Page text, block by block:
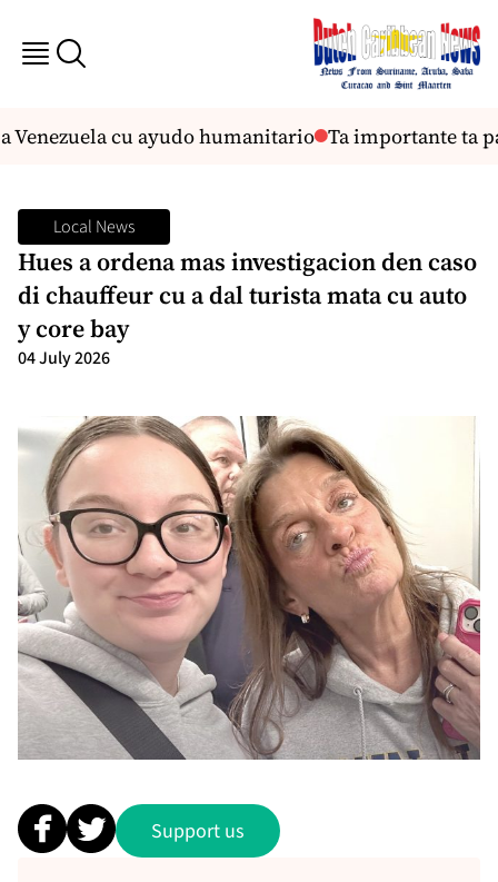
cu ayudo humanitario Ta importante ta
Local News
Hues a ordena mas investigacion den caso
di chauffeur cu a dal turista mata cu auto
y core bay
04 July 2026
Support us